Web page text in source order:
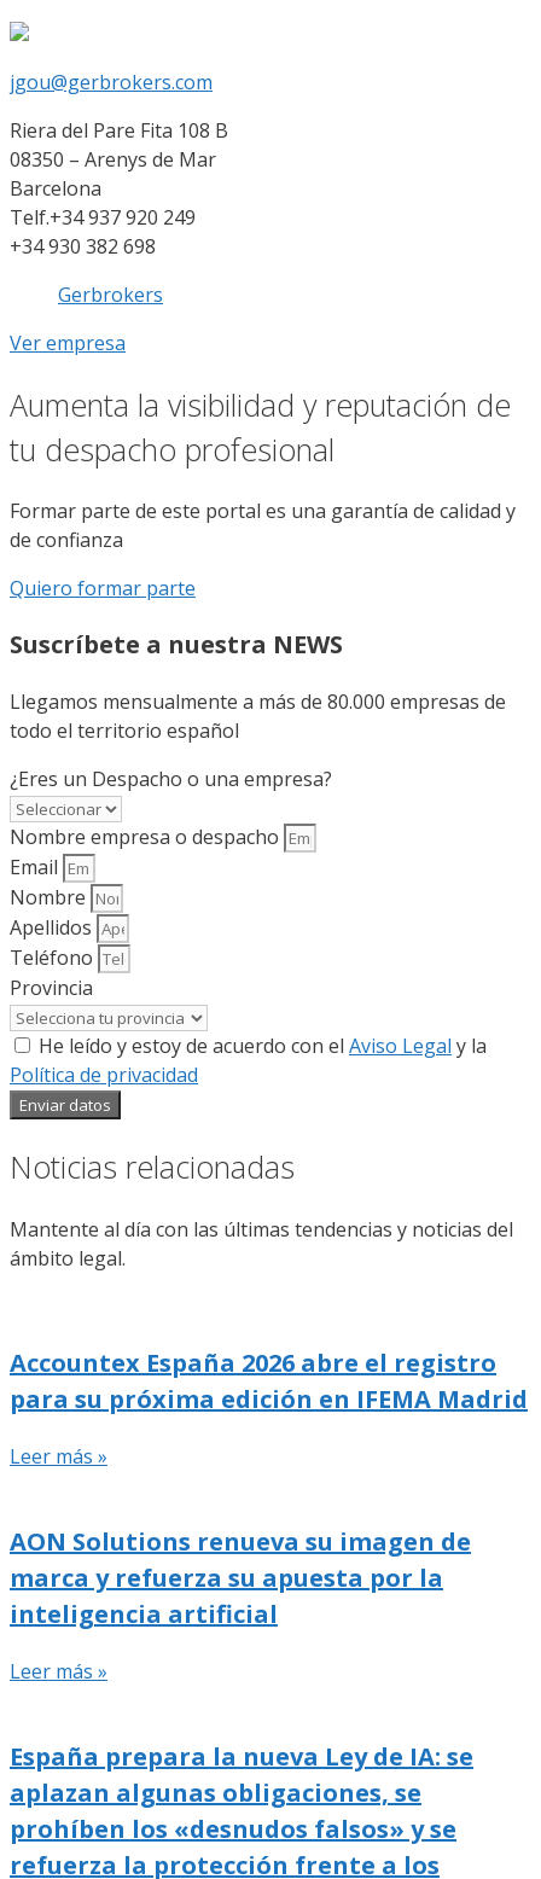
jgou@gerbrokers.com
Riera del Pare Fita 108 B
08350 – Arenys de Mar
Barcelona
Telf.+34 937 920 249
+34 930 382 698
Gerbrokers
Ver empresa
Aumenta la visibilidad y reputación de
tu despacho profesional
Formar parte de este portal es una garantía de calidad y
de confianza
Quiero formar parte
Suscríbete a nuestra NEWS
Llegamos mensualmente a más de 80.000 empresas de
todo el territorio español
¿Eres un Despacho o una empresa?
Nombre empresa o despacho
Email
Nombre
Apellidos
Teléfono
Provincia
He leído y estoy de acuerdo con el Aviso Legal y la
Política de privacidad
Enviar datos
Noticias relacionadas
Mantente al día con las últimas tendencias y noticias del
ámbito legal.
Accountex España 2026 abre el registro
para su próxima edición en IFEMA Madrid
Leer más »
AON Solutions renueva su imagen de
marca y refuerza su apuesta por la
inteligencia artificial
Leer más »
España prepara la nueva Ley de IA: se
aplazan algunas obligaciones, se
prohíben los «desnudos falsos» y se
refuerza la protección frente a los